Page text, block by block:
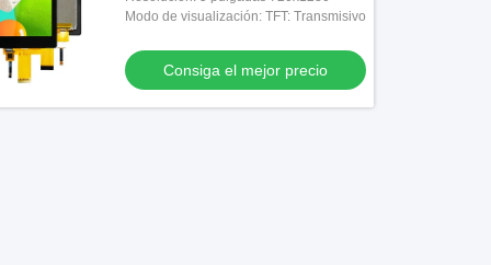
Modo de visualización: TFT: Transmisivo
Consiga el mejor precio